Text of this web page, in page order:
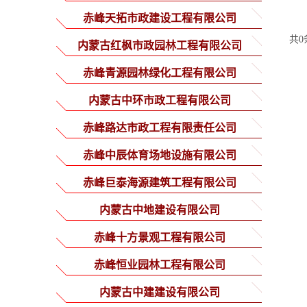
赤峰天拓市政建设工程有限公司
内蒙古红枫市政园林工程有限公司
赤峰青源园林绿化工程有限公司
内蒙古中环市政工程有限公司
赤峰路达市政工程有限责任公司
赤峰中辰体育场地设施有限公司
赤峰巨泰海源建筑工程有限公司
内蒙古中地建设有限公司
赤峰十方景观工程有限公司
赤峰恒业园林工程有限公司
内蒙古中建建设有限公司
共0